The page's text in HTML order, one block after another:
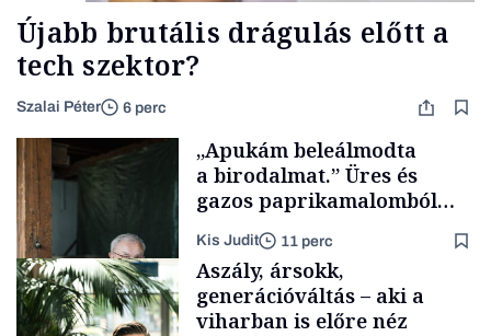
Újabb brutális drágulás előtt a
tech szektor?
Szalai Péter 6 perc
„Apukám beleálmodta
a birodalmat.” Üres és
gazos paprikamalomból
lett az igazi családi
fűszersztori
Kis Judit 11 perc
Aszály, ársokk,
generációváltás – aki a
viharban is előre néz